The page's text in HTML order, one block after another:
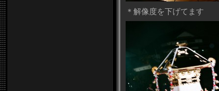
＊解像度を下げてます